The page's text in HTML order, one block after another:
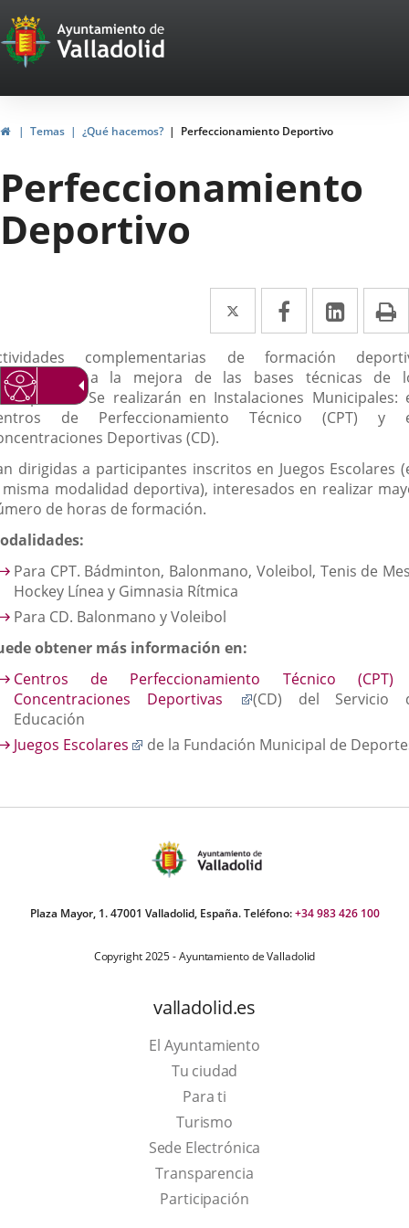
Portal
Web
del
Ayuntamiento
de
Valladolid
HomeTemas ¿Qué hacemos? Perfeccionamiento Deportivo
Perfeccionamiento
Deportivo
Twitter
Enlace
a
una
aplicación
externa.
Facebook
Enlace
a
una
aplicación
externa.
Enlace
a
una
complementarias de formación
a la mejora de las bases técnicas de
Se realizarán en Instalaciones Municipales:
de Perfeccionamiento Técnico (CPT) y
Deportivas (CD).
dirigidas a participantes inscritos en Juegos Escolares
modalidad deportiva), interesados en realizar
de horas de formación.
Para CPT. Bádminton, Balonmano, Voleibol, Tenis de
Hockey Línea y Gimnasia Rítmica
Para CD. Balonmano y Voleibol
obtener más información en:
Centros de Perfeccionamiento Técnico
Concentraciones Deportivas
Enlace
una
aplicación
(CD) del Servicio
Educación
Juegos Escolares
Enlace
aplicación
de la Fundación Municipal de
Plaza Mayor, 1. 47001 Valladolid, España. Teléfono:+34 983 426 100
Copyright 2025 - Ayuntamiento de Valladolid
valladolid.es
El Ayuntamiento
Tu ciudad
Para ti
TurismoThis
link
will
open
Sede Electrónica
Transparencia
Participación